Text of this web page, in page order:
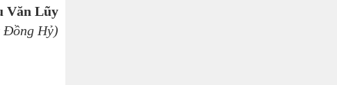
Văn Lũy
Đồng Hỷ)